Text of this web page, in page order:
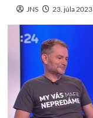
JNS 23. júla 2023